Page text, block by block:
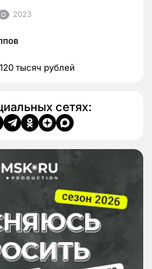
2023
тысяч рублей
сетях: